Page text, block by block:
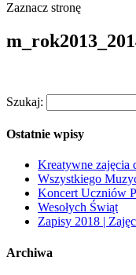
Zaznacz stronę
Szukaj:
Ostatnie wpisy
Kreatywne zajęcia
Wszystkiego
Koncert Uczniów
Wesołych Świąt
Zapisy 2018 |
Archiwa